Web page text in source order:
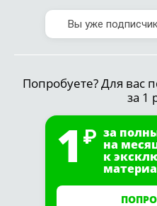
Вы уже
Попробуете? Для вас
за 1
1 за
на
к